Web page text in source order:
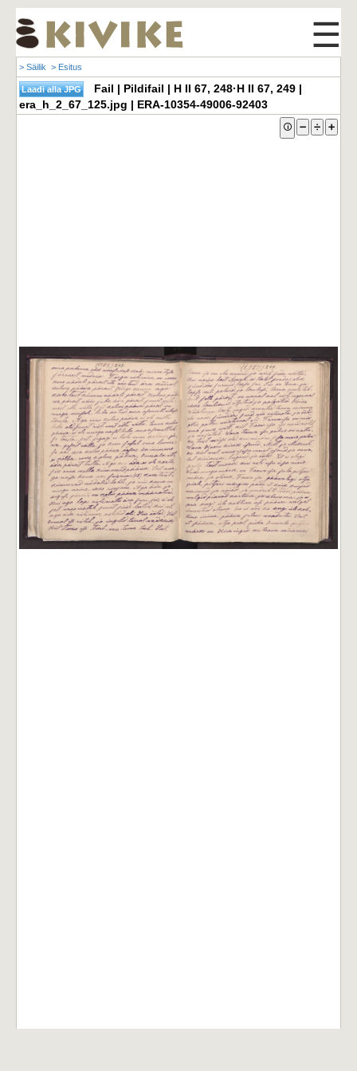
☰
> Säilik > Esitus
Fail | Pildifail | H II 67, 248·H II 67, 249 |
era_h_2_67_125.jpg | ERA-10354-49006-92403